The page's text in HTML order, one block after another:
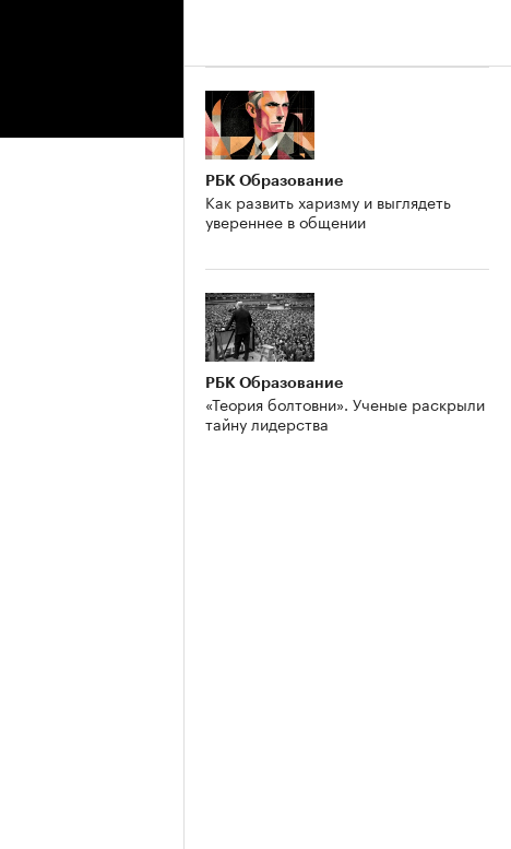
РБК Образование
Как развить харизму и выглядеть
увереннее в общении
РБК Образование
«Теория болтовни». Ученые раскрыли
тайну лидерства